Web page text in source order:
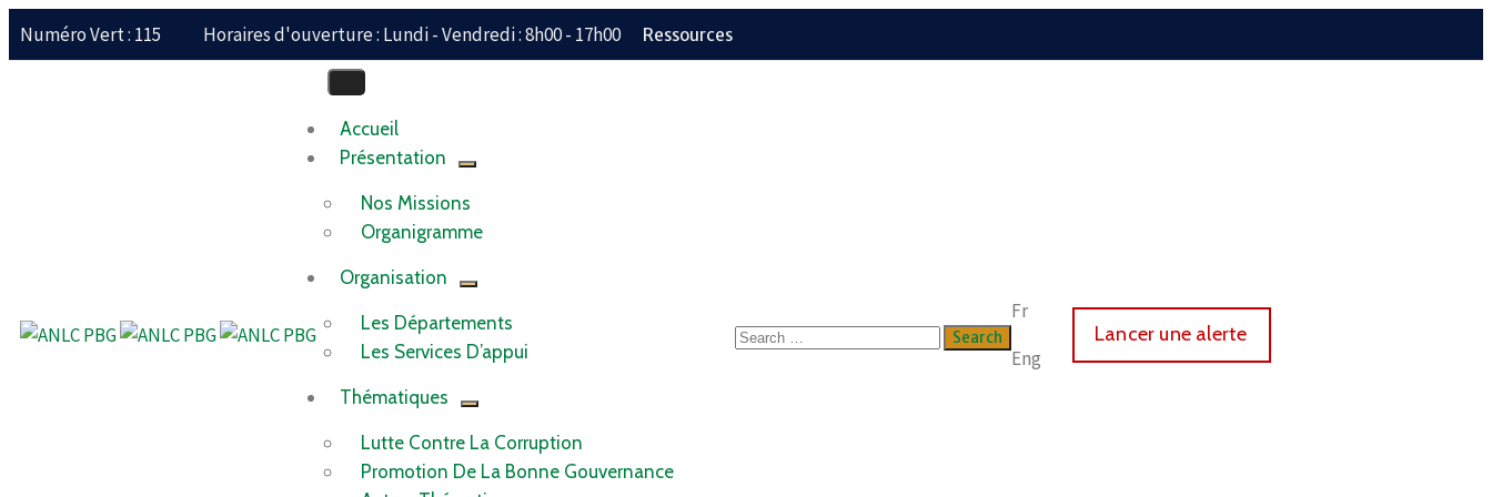
Numéro Vert : 115 Horaires d'ouverture : Lundi - Vendredi : 8h00 - 17h00 Ressources
Accueil
Présentation
Nos Missions
Organigramme
Organisation
Les Départements
Les Services D’appui
Thématiques
Lutte Contre La Corruption
Promotion De La Bonne Gouvernance
Fr
Eng
Lancer une alerte